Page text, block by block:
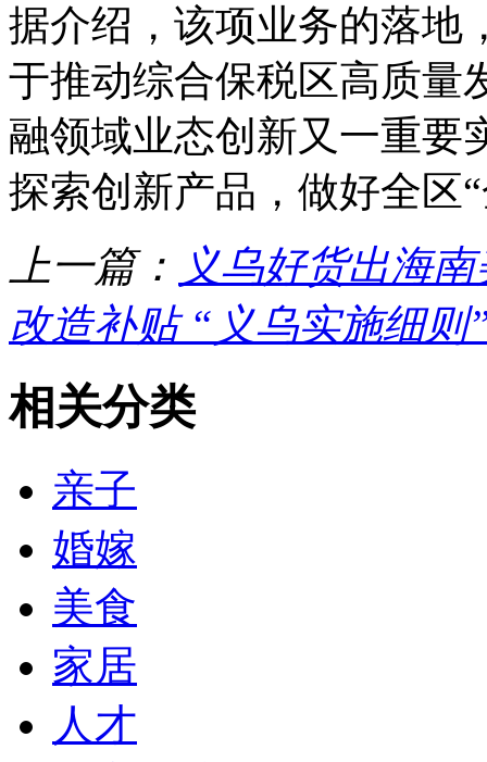
据介绍，该项业务的落地
于推动综合保税区高质量
融领域业态创新又一重要
探索创新产品，做好全区
上一篇： 义乌好货出海
改造补贴 “义乌实施细则
相关分类
亲子
婚嫁
美食
家居
人才